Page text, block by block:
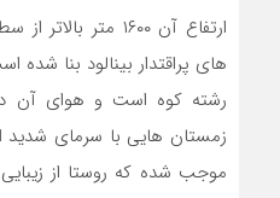
ارتفاع آن ۱۶۰۰
های پراقتدار بینالود بنا
رشته کوه است و هوای آن
زمستان هایی با سرمای
موجب شده که روستا از